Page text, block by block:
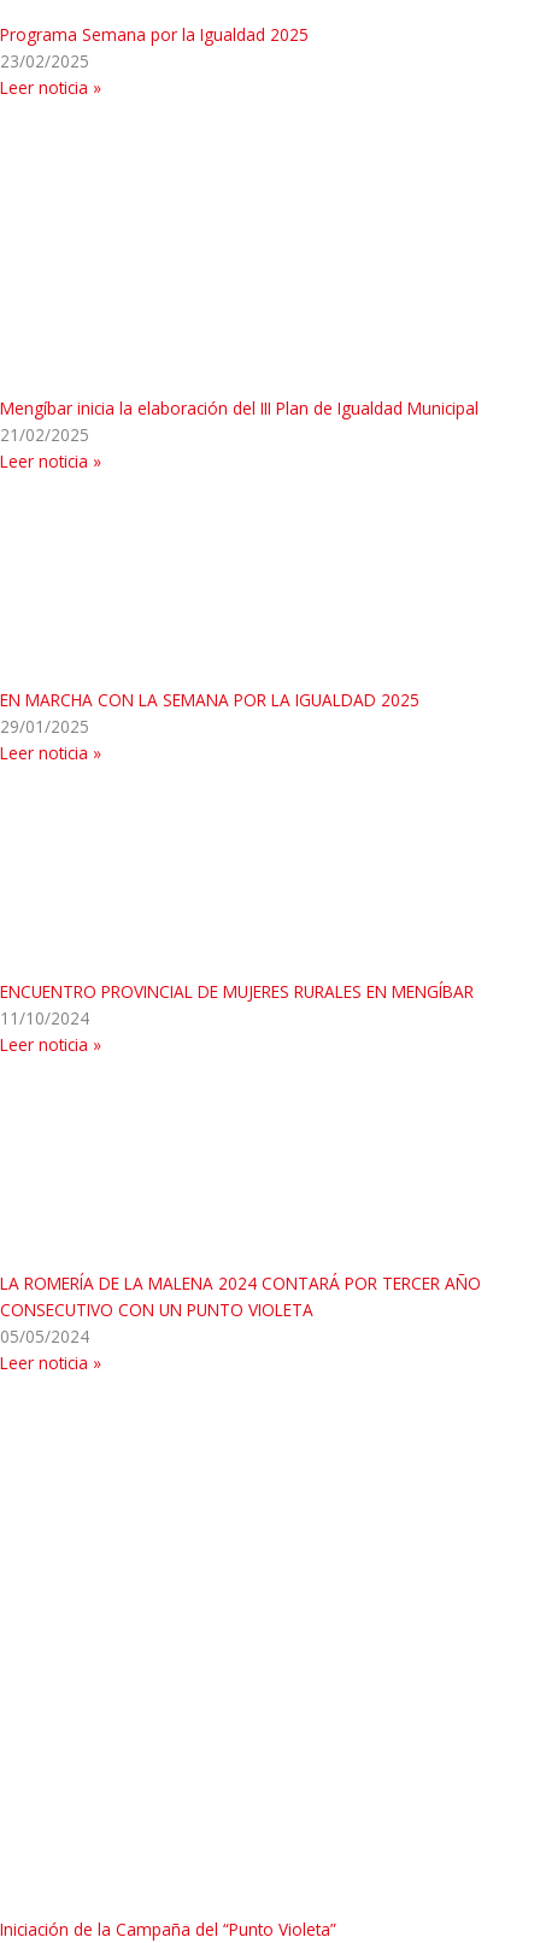
Programa Semana por la Igualdad 2025
23/02/2025
Leer noticia »
Mengíbar inicia la elaboración del III Plan de Igualdad Municipal
21/02/2025
Leer noticia »
EN MARCHA CON LA SEMANA POR LA IGUALDAD 2025
29/01/2025
Leer noticia »
ENCUENTRO PROVINCIAL DE MUJERES RURALES EN MENGÍBAR
11/10/2024
Leer noticia »
LA ROMERÍA DE LA MALENA 2024 CONTARÁ POR TERCER AÑO
CONSECUTIVO CON UN PUNTO VIOLETA
05/05/2024
Leer noticia »
Iniciación de la Campaña del “Punto Violeta”